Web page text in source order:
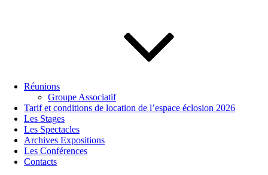
Réunions
Groupe Associatif
Tarif et conditions de location de l’espace éclosion 2026
Les Stages
Les Spectacles
Archives Expositions
Les Conférences
Contacts